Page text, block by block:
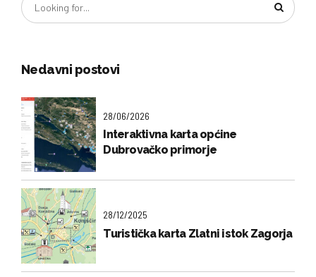
Nedavni postovi
28/06/2026
Interaktivna karta općine
Dubrovačko primorje
28/12/2025
Turistička karta Zlatni istok Zagorja